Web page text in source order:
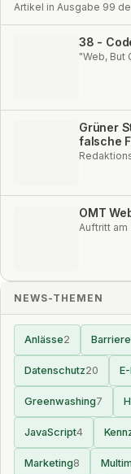
Artikel in Ausgabe 99
38 -
"Web, But
Grüner
falsche
OMT
Auftritt am
NEWS-THEMEN
Anlässe2
Datenschutz20
Greenwashing7
JavaScript4
Marketing8